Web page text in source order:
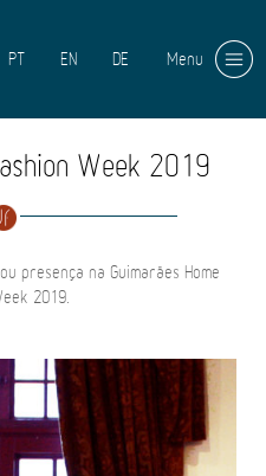
Menu
PT EN DE
Week 2019
presença na Guimarães Home
2019.